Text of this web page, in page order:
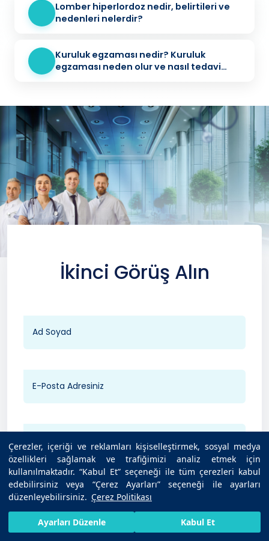
Çerezler, içeriği ve reklamları kişiselleştirmek, sosyal medya
özellikleri sağlamak ve trafiğimizi analiz etmek için
kullanılmaktadır. “Kabul Et” seçeneği ile tüm çerezleri kabul
edebilirsiniz veya “Çerez Ayarları” seçeneği ile ayarları
düzenleyebilirsiniz. Çerez Politikası
Ayarları Düzenle Kabul Et
Lomber hiperlordoz nedir, belirtileri ve
nedenleri nelerdir?
Kuruluk egzaması nedir? Kuruluk
egzaması neden olur ve nasıl tedavi
İkinci Görüş Alın
Hastane Seçin
HIZLI RANDEVU AL BIZE ULAŞIN